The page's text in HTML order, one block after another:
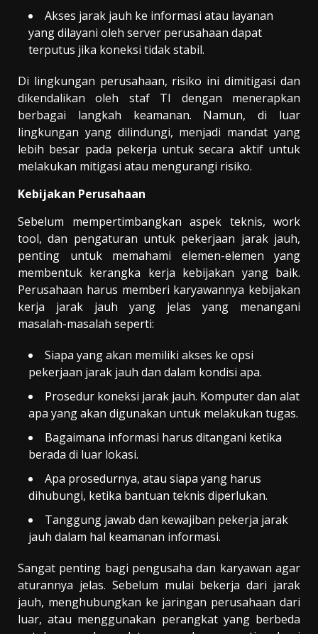
Akses jarak jauh ke informasi atau layanan
yang dilayani oleh server perusahaan dapat
terputus jika koneksi tidak stabil.
Di lingkungan perusahaan, risiko ini dimitigasi dan
dikendalikan oleh staf TI dengan menerapkan
berbagai langkah keamanan. Namun, di luar
lingkungan yang dilindungi, menjadi mandat yang
lebih besar pada pekerja untuk secara aktif untuk
melakukan mitigasi atau mengurangi risiko.
Kebijakan Perusahaan
Sebelum mempertimbangkan aspek teknis, work
tool, dan pengaturan untuk pekerjaan jarak jauh,
penting untuk memahami elemen-elemen yang
membentuk kerangka kerja kebijakan yang baik.
Perusahaan harus memberi karyawannya kebijakan
kerja jarak jauh yang jelas yang menangani
masalah-masalah seperti:
Siapa yang akan memiliki akses ke opsi
pekerjaan jarak jauh dan dalam kondisi apa.
Prosedur koneksi jarak jauh. Komputer dan alat
apa yang akan digunakan untuk melakukan tugas.
Bagaimana informasi harus ditangani ketika
berada di luar lokasi.
Apa prosedurnya, atau siapa yang harus
dihubungi, ketika bantuan teknis diperlukan.
Tanggung jawab dan kewajiban pekerja jarak
jauh dalam hal keamanan informasi.
Sangat penting bagi pengusaha dan karyawan agar
aturannya jelas. Sebelum mulai bekerja dari jarak
jauh, menghubungkan ke jaringan perusahaan dari
luar, atau menggunakan perangkat yang berbeda